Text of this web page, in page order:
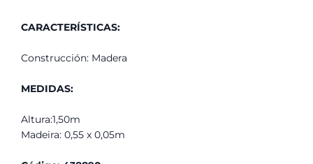
CARACTERÍSTICAS:
Construcción: Madera
MEDIDAS:
Altura:1,50m
Madeira: 0,55 x 0,05m